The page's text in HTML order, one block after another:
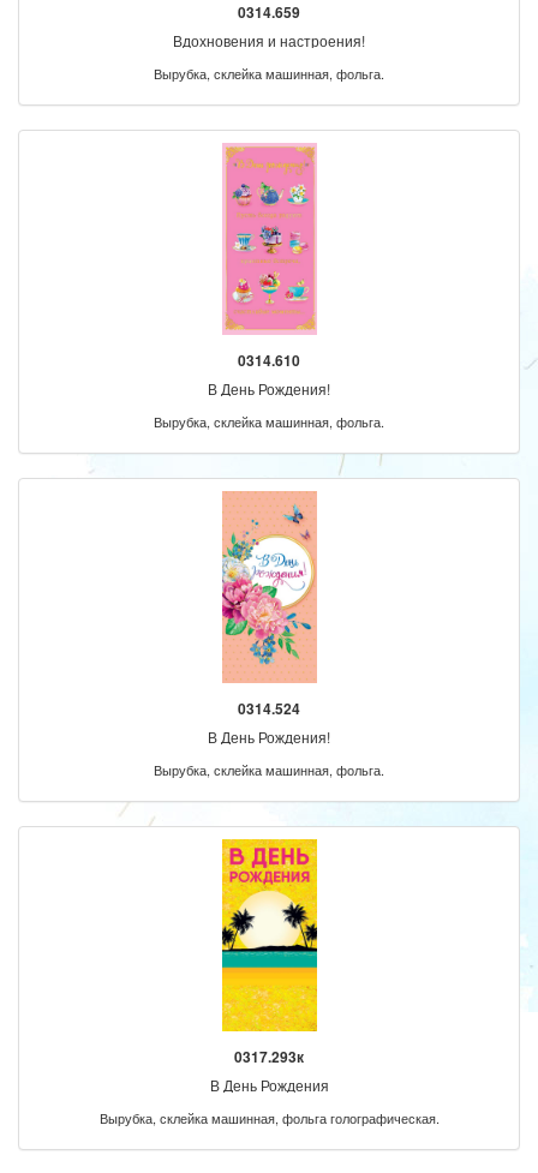
0314.659
Вдохновения и настроения!
Вырубка, склейка машинная, фольга.
0314.610
В День Рождения!
Вырубка, склейка машинная, фольга.
0314.524
В День Рождения!
Вырубка, склейка машинная, фольга.
0317.293к
В День Рождения
Вырубка, склейка машинная, фольга голографическая.